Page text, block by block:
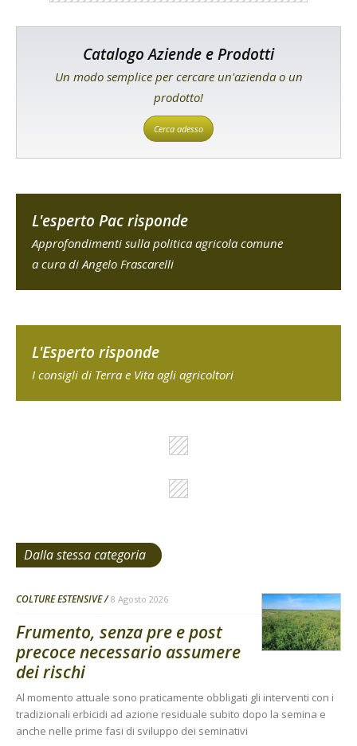
Catalogo Aziende e Prodotti
Un modo semplice per cercare un'azienda o un
prodotto!
Cerca adesso
L'esperto Pac risponde
Approfondimenti sulla politica agricola comune
a cura di Angelo Frascarelli
L'Esperto risponde
I consigli di Terra e Vita agli agricoltori
Dalla stessa categoria
COLTURE ESTENSIVE 8 Agosto 2026
Frumento, senza pre e post
precoce necessario assumere
dei rischi
Al momento attuale sono praticamente obbligati gli interventi con i
tradizionali erbicidi ad azione residuale subito dopo la semina e
anche nelle prime fasi di sviluppo dei seminativi